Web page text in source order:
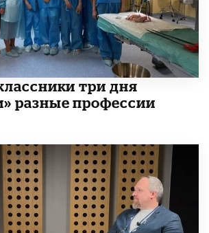
три дня
разные профессии